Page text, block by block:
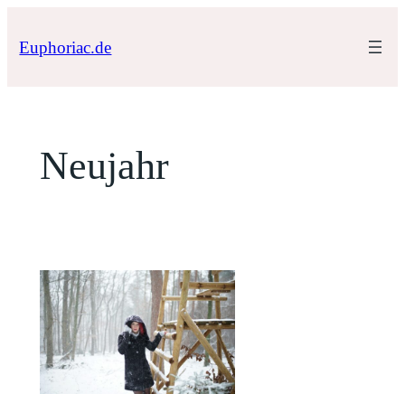
Inhalt
Euphoriac.de
Neujahr